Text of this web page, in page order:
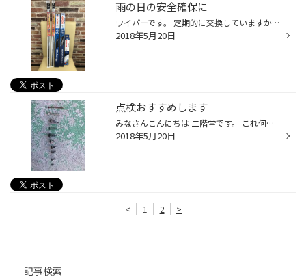
雨の日の安全確保に
ワイパーです。 定期的に交換していますか？？ いざ雨が降った時、「前が見えない！！」なんて事、経験ありませんか？？ ワイパーは言ってみれば人の目です。 見えにくい視界では、危険度が倍増します。 半年に一回は交換をオススメします。 注：人に装着しても目は良くなりません。
2018年5月20日
点検おすすめします
みなさんこんにちは 二階堂です。 これ何だと思います？？ 先月から集めた一部なんですが タイヤに刺さっていた 釘やねじ です。 中には タイヤの接地面を貫通して パンクさせた物もあります。 写真では大きく見えるかもしれませんが 実際は 10ｍｍから20ｍｍぐらいです。 道路には 色々な物が落...
2018年5月20日
< 1 2 >
記事検索